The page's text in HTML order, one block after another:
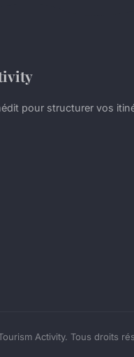
pour structurer vos
Activity. Tous droits